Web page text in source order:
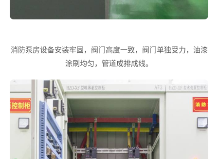
消防泵房设备安装牢固，阀门高度一致，阀门单独受力，油漆
涂刷均匀，管道成排成线。